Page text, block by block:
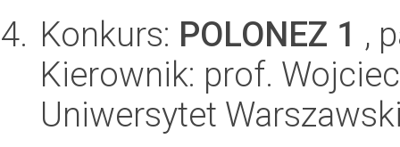
Konkurs: POLONEZ 1 ,
Kierownik: prof.
Uniwersytet